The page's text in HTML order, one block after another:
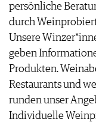
persönliche
durch
Unsere
geben
Produkten.
Restaurants und
runden unser
Individuelle